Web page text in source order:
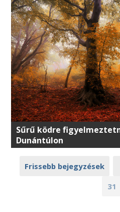
Sűrű ködre
Dunántúlon
Frissebb bejegyzések
31